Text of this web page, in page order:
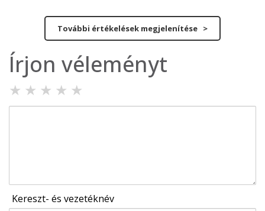
További értékelések megjelenítése >
Írjon véleményt
★ ★ ★ ★ ★
Kereszt- és vezetéknév